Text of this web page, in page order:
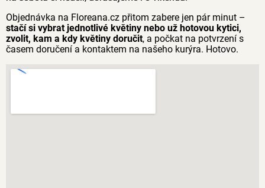
Objednávka na Floreana.cz přitom zabere jen pár minut –
stačí si vybrat jednotlivé květiny nebo už hotovou kytici,
zvolit, kam a kdy květiny doručit, a počkat na potvrzení s
časem doručení a kontaktem na našeho kurýra. Hotovo.